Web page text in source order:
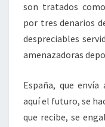
son tratados
por tres denarios
despreciables
amenazadoras
España, que
aquí el futuro, se
que recibe, se